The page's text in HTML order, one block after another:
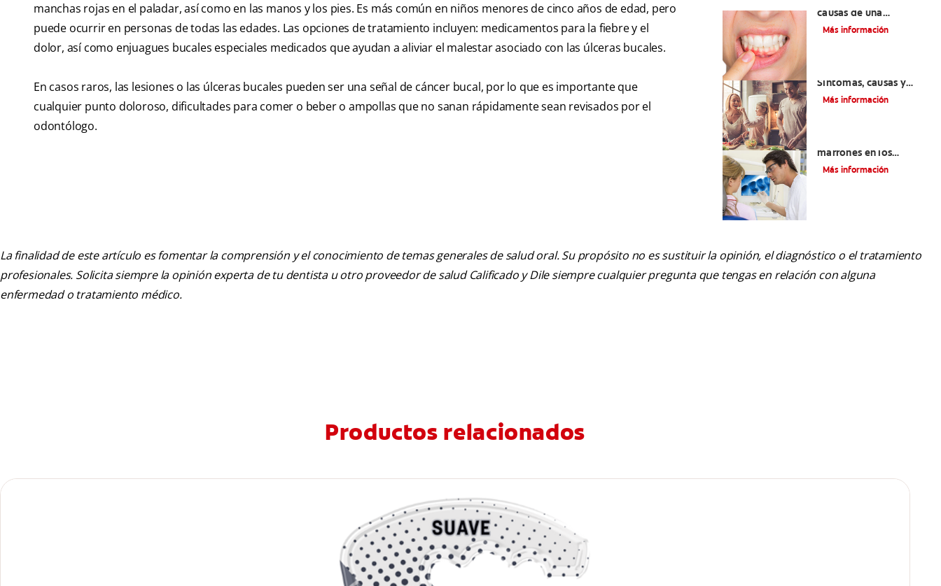
manchas rojas en el paladar, así como en las manos y los pies. Es más común en niños menores de cinco años de edad, pero
puede ocurrir en personas de todas las edades. Las opciones de tratamiento incluyen: medicamentos para la fiebre y el
dolor, así como enjuagues bucales especiales medicados que ayudan a aliviar el malestar asociado con las úlceras bucales.
En casos raros, las lesiones o las úlceras bucales pueden ser una señal de cáncer bucal, por lo que es importante que
cualquier punto doloroso, dificultades para comer o beber o ampollas que no sanan rápidamente sean revisados por el
odontólogo.
causas de una
inflamación de encía
Más información
Síntomas, causas y
tratamiento
Más información
marrones en los
dientes
Más información
La finalidad de este artículo es fomentar la comprensión y el conocimiento de temas generales de salud oral. Su propósito no es sustituir la opinión, el diagnóstico o el tratamiento
profesionales. Solicita siempre la opinión experta de tu dentista u otro proveedor de salud Calificado y Dile siempre cualquier pregunta que tengas en relación con alguna
enfermedad o tratamiento médico.
Productos relacionados